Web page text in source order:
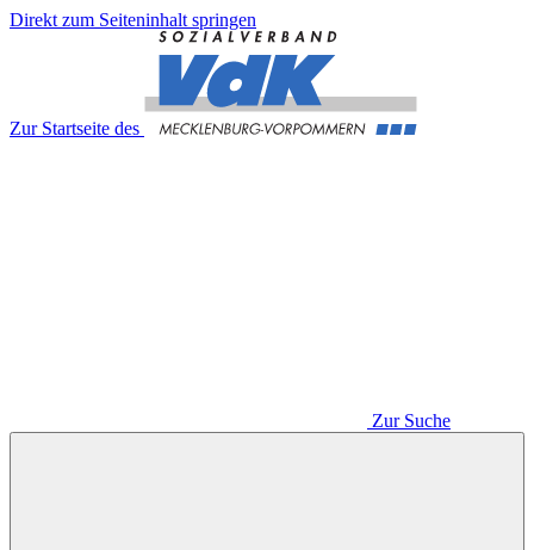
Direkt zum Seiteninhalt springen
Zur Startseite des
Zur Suche